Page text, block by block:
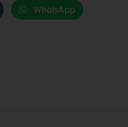
WhatsApp